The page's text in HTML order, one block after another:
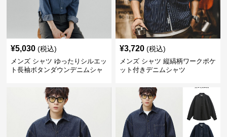
¥5,030 (税込)
メンズ シャツ ゆったりシルエッ
ト長袖ボタンダウンデニムシャ
¥3,720 (税込)
メンズ シャツ 縦縞柄ワークポケ
ット付きデニムシャツ